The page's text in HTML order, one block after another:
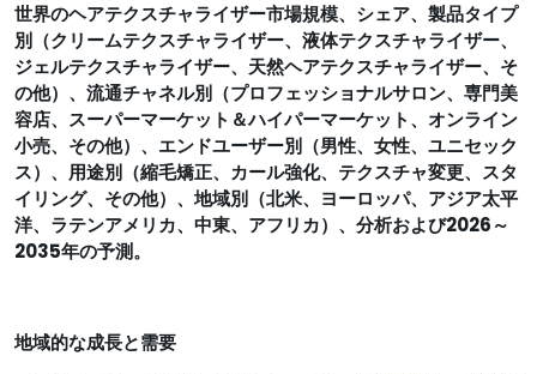
世界のヘアテクスチャライザー市場規模、シェア、製品タイプ
別（クリームテクスチャライザー、液体テクスチャライザー、
ジェルテクスチャライザー、天然ヘアテクスチャライザー、そ
の他）、流通チャネル別（プロフェッショナルサロン、専門美
容店、スーパーマーケット＆ハイパーマーケット、オンライン
小売、その他）、エンドユーザー別（男性、女性、ユニセック
ス）、用途別（縮毛矯正、カール強化、テクスチャ変更、スタ
イリング、その他）、地域別（北米、ヨーロッパ、アジア太平
洋、ラテンアメリカ、中東、アフリカ）、分析および2026～
2035年の予測。
地域的な成長と需要